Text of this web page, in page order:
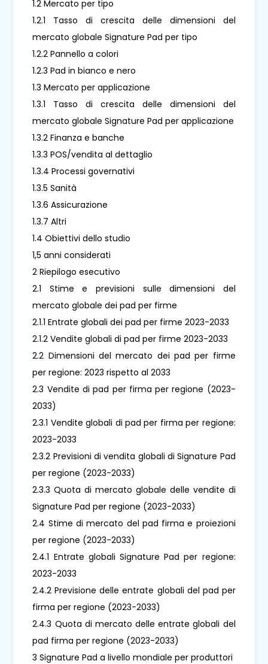
1.2 Mercato per tipo
1.2.1 Tasso di crescita delle dimensioni del
mercato globale Signature Pad per tipo
1.2.2 Pannello a colori
1.2.3 Pad in bianco e nero
1.3 Mercato per applicazione
1.3.1 Tasso di crescita delle dimensioni del
mercato globale Signature Pad per applicazione
1.3.2 Finanza e banche
1.3.3 POS/vendita al dettaglio
1.3.4 Processi governativi
1.3.5 Sanità
1.3.6 Assicurazione
1.3.7 Altri
1.4 Obiettivi dello studio
1,5 anni considerati
2 Riepilogo esecutivo
2.1 Stime e previsioni sulle dimensioni del
mercato globale dei pad per firme
2.1.1 Entrate globali dei pad per firme 2023-2033
2.1.2 Vendite globali di pad per firme 2023-2033
2.2 Dimensioni del mercato dei pad per firme
per regione: 2023 rispetto al 2033
2.3 Vendite di pad per firma per regione (2023-
2033)
2.3.1 Vendite globali di pad per firma per regione:
2023-2033
2.3.2 Previsioni di vendita globali di Signature Pad
per regione (2023-2033)
2.3.3 Quota di mercato globale delle vendite di
Signature Pad per regione (2023-2033)
2.4 Stime di mercato del pad firma e proiezioni
per regione (2023-2033)
2.4.1 Entrate globali Signature Pad per regione:
2023-2033
2.4.2 Previsione delle entrate globali del pad per
firma per regione (2023-2033)
2.4.3 Quota di mercato delle entrate globali del
pad firma per regione (2023-2033)
3 Signature Pad a livello mondiale per produttori